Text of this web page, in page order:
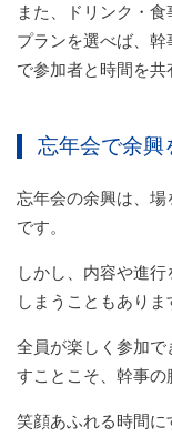
また、ドリンク・
プランを選べば、
で参加者と時間を共
忘年会で余興
忘年会の余興は、
です。
しかし、内容や進
しまうこともありま
全員が楽しく参加
すことこそ、幹事の
笑顔あふれる時間